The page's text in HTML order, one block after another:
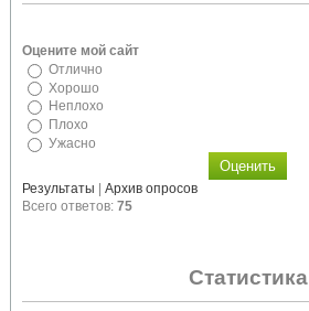
Оцените мой сайт
Отлично
Хорошо
Неплохо
Плохо
Ужасно
Результаты | Архив опросов
Всего ответов: 75
Статистика